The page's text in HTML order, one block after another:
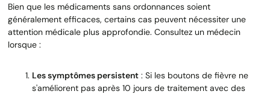
Bien que les médicaments sans ordonnances soient
généralement efficaces, certains cas peuvent nécessiter une
attention médicale plus approfondie. Consultez un médecin
lorsque :
Les symptômes persistent : Si les boutons de fièvre ne
s'améliorent pas après 10 jours de traitement avec des